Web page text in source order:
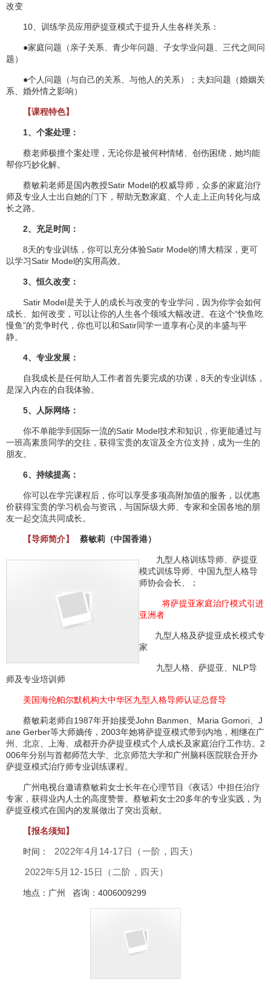
改变
10、训练学员应用萨提亚模式于提升人生各样关系：
●家庭问题（亲子关系、青少年问题、子女学业问题、三代之间问
题）
●个人问题（与自己的关系、与他人的关系）；夫妇问题（婚姻关
系、婚外情之影响）
【课程特色】
1、个案处理：
蔡老师极擅个案处理，无论你是被何种情绪、创伤困绕，她均能
帮你巧妙化解。
蔡敏莉老师是国内教授Satir Model的权威导师，众多的家庭治疗
师及专业人士出自她的门下，帮助无数家庭、个人走上正向转化与成
长之路。
2、充足时间：
8天的专业训练，你可以充分体验Satir Model的博大精深，更可
以学习Satir Model的实用高效。
3、恒久改变：
Satir Model是关于人的成长与改变的专业学问，因为你学会如何
成长、如何改变，可以让你的人生各个领域大幅改进。在这个“快鱼吃
慢鱼”的竞争时代，你也可以和Satir同学一道享有心灵的丰盛与平
静。
4、专业发展：
自我成长是任何助人工作者首先要完成的功课，8天的专业训练，
是深入内在的自我体验。
5、人际网络：
你不单能学到国际一流的Satir Model技术和知识，你更能通过与
一班高素质同学的交往，获得宝贵的友谊及全方位支持，成为一生的
朋友。
6、持续提高：
你可以在学完课程后，你可以享受多项高附加值的服务，以优惠
价获得宝贵的学习机会与资讯，与国际级大师、专家和全国各地的朋
友一起交流共同成长。
【导师简介】 蔡敏莉（中国香港）
九型人格训练导师、萨提亚
模式训练导师、中国九型人格导
师协会会长、；
将萨提亚家庭治疗模式引进
亚洲者
九型人格及萨提亚成长模式专
家
九型人格、萨提亚、NLP导
师及专业培训师
美国海伦帕尔默机构大中华区九型人格导师认证总督导
蔡敏莉老师自1987年开始接受John Banmen、Maria Gomori、J
ane Gerber等大师嫡传，2003年她将萨提亚模式带到内地，相继在广
州、北京、上海、成都开办萨提亚模式个人成长及家庭治疗工作坊。2
006年分别与首都师范大学、北京师范大学和广州脑科医院联合开办
萨提亚模式治疗师专业训练课程。
广州电视台邀请蔡敏莉女士长年在心理节目《夜话》中担任治疗
专家，获得业内人士的高度赞誉。蔡敏莉女士20多年的专业实践，为
萨提亚模式在国内的发展做出了突出贡献。
【报名须知】
时间：
2022年4月14-17日（一阶，四天）
2022年5月12-15日（二阶，四天）
地点：广州 咨询：4006009299